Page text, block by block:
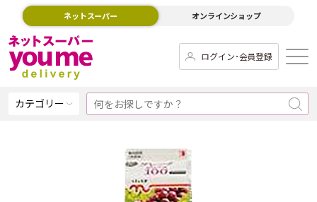
ネットスーパー オンラインショップ
ログイン･会員登録
カテゴリー